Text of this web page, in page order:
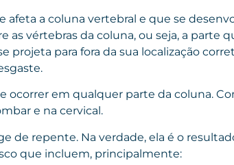
afeta a coluna vertebral e que se
as vértebras da coluna, ou seja, a parte
projeta para fora da sua localização
ocorrer em qualquer parte da coluna.
e na cervical.
de repente. Na verdade, ela é o
que incluem, principalmente: